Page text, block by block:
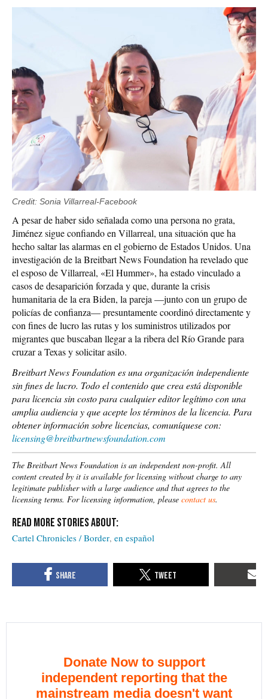
Credit: Sonia Villarreal-Facebook
A pesar de haber sido señalada como una persona no grata,
Jiménez sigue confiando en Villarreal, una situación que ha
hecho saltar las alarmas en el gobierno de Estados Unidos. Una
investigación de la Breitbart News Foundation ha revelado que
el esposo de Villarreal, «El Hummer», ha estado vinculado a
casos de desaparición forzada y que, durante la crisis
humanitaria de la era Biden, la pareja —junto con un grupo de
policías de confianza— presuntamente coordinó directamente y
con fines de lucro las rutas y los suministros utilizados por
migrantes que buscaban llegar a la ribera del Río Grande para
cruzar a Texas y solicitar asilo.
Breitbart News Foundation es una organización independiente
sin fines de lucro. Todo el contenido que crea está disponible
para licencia sin costo para cualquier editor legítimo con una
amplia audiencia y que acepte los términos de la licencia. Para
obtener información sobre licencias, comuníquese con:
licensing@breitbartnewsfoundation.com
The Breitbart News Foundation is an independent non-profit. All
content created by it is available for licensing without charge to any
legitimate publisher with a large audience and that agrees to the
licensing terms. For licensing information, please contact us.
Cartel Chronicles / Border en español